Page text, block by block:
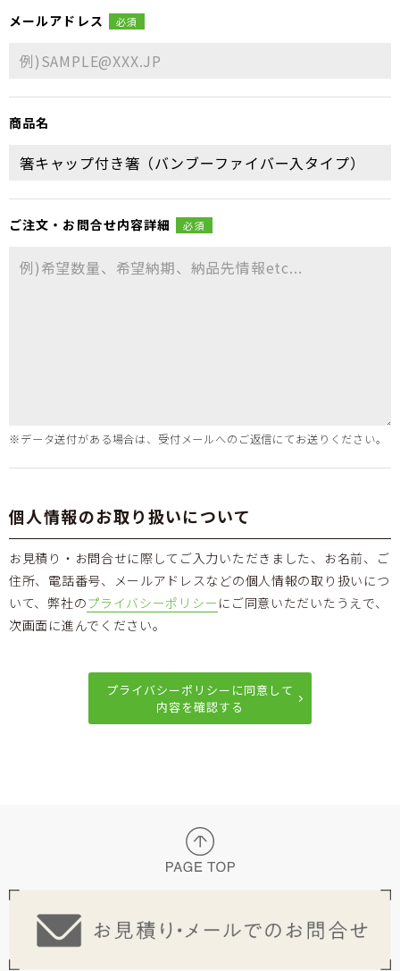
メールアドレス 必須
商品名
ご注文・ お問合せ内容詳細 必須
※データ送付がある場合は、受付メールへのご返信にてお送りください。
個人情報のお取り扱いについて
お見積り・お問合せに際してご入力いただきました、お名前、ご
住所、電話番号、メールアドレスなどの個人情報の取り扱いにつ
いて、弊社のプライバシーポリシー にご同意いただいたうえで、
次画面に進んでください。
プライバシーポリシーに同意して
内容を確認する